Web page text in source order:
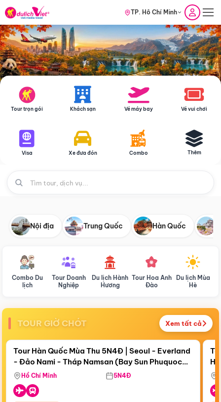
TP. Hồ Chí Minh
Tour trọn gói Khách sạn Vé máy bay Vé vui chơi
Visa Xe đưa đón Combo Thêm
Nội địa Trung Quốc Hàn Quốc
Combo Du
lịch
Tour Doanh
Nghiệp
Du lịch Hành
Hương
Tour Hoa Anh
Đào
Du lịch Mùa
Hè
TOUR GIỜ CHÓT Xem tất cả
Còn17 ngày 19:02:38
Bay Sun Phuquoc Airways
Điểm nổi bật
Tour Hàn Quốc Mùa Thu 5N4Đ | Seoul - Everland
- Đảo Nami - Tháp Namsan (Bay Sun Phuquoc
Airways)
Hồ Chí Minh 5N4Đ